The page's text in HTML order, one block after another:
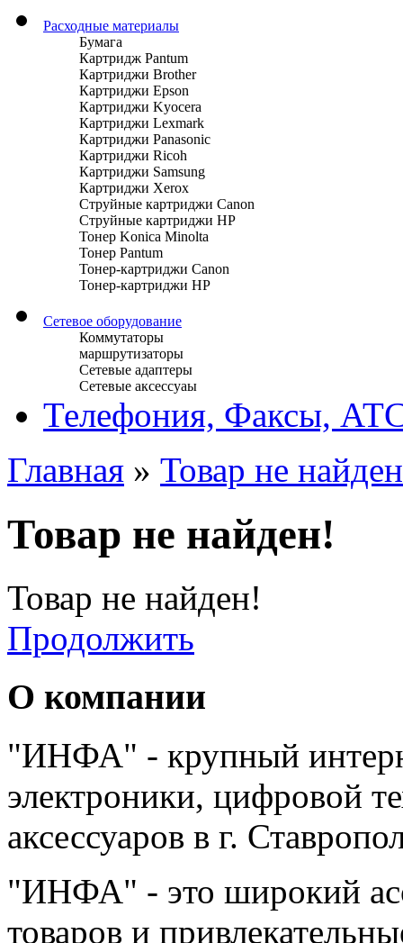
Расходные материалы
Бумага
Картридж Pantum
Картриджи Brother
Картриджи Epson
Картриджи Kyocera
Картриджи Lexmark
Картриджи Panasonic
Картриджи Ricoh
Картриджи Samsung
Картриджи Xerox
Струйные картриджи Canon
Струйные картриджи HP
Тонер Konica Minolta
Тонер Pantum
Тонер-картриджи Canon
Тонер-картриджи HP
Сетевое оборудование
Коммутаторы
маршрутизаторы
Сетевые адаптеры
Сетевые аксессуаы
Телефония, Факсы,
Главная » Товар не
Товар не найден!
Товар не найден!
Продолжить
О компании
"ИНФА" - крупный
электроники, цифровой
аксессуаров в г.
"ИНФА" - это широкий
товаров и